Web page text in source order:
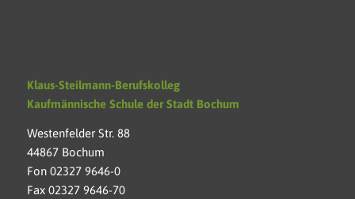
Klaus-Steilmann-Berufskolleg
Kaufmännische Schule der Stadt Bochum
Westenfelder Str. 88
44867 Bochum
Fon 02327 9646-0
Fax 02327 9646-70